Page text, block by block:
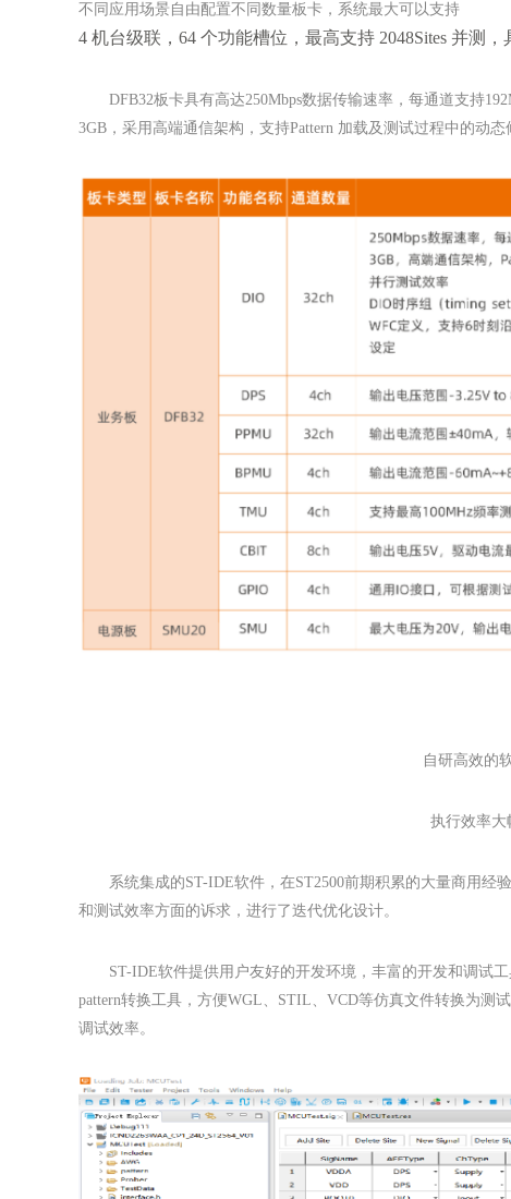
不同应用场景自由配置不同数量板卡，系统最大可以支持
4 机台级联，64 个功能槽位，最高支持 2048Sites 并测
DFB32板卡具有高达250Mbps数据传输速率，每通道支持
3GB，采用高端通信架构，支持Pattern 加载及测试过程中的动
自研高效的
执行效率大
系统集成的ST-IDE软件，在ST2500前期积累的大量商用经
和测试效率方面的诉求，进行了迭代优化设计。
ST-IDE软件提供用户友好的开发环境，丰富的开发和调试
pattern转换工具，方便WGL、STIL、VCD等仿真文件转换为测
调试效率。